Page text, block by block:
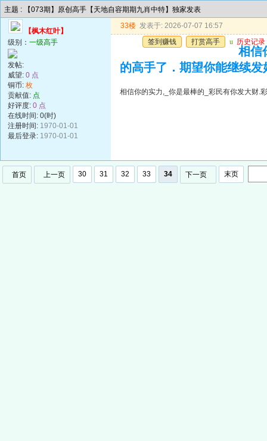
主题 : 【073期】原创高手【天地自容期期九肖中特】独家发表
【枫木红叶】
级别： 一级高手
发帖:
威望: 0 点
铜币: 枚
贡献值: 点
好评度: 0 点
在线时间: 0(时)
注册时间: 1970-01-01
最后登录: 1970-01-01
33楼 发表于: 2026-07-07 16:57
签到赚钱
打赏高手 u 历史记录
相信
的高手了．期望你能继续发
相信你的实力,_你是最棒的_彩民有你发大财.
首页 上一页 30 31 32 33 34 下一页 末页